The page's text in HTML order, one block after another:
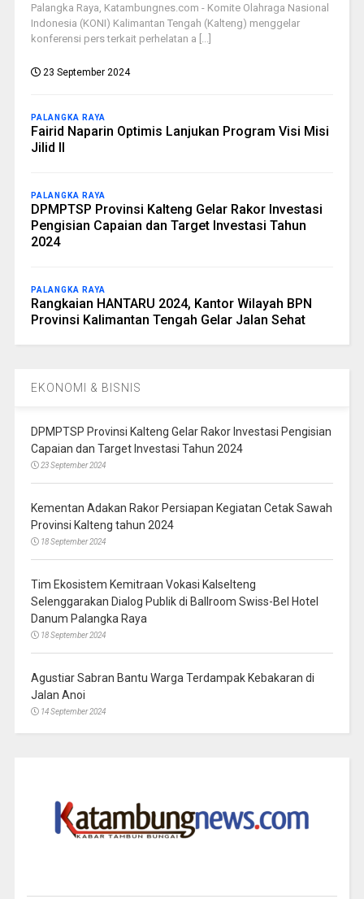
Palangka Raya, Katambungnes.com - Komite Olahraga Nasional
Indonesia (KONI) Kalimantan Tengah (Kalteng) menggelar
konferensi pers terkait perhelatan a [...]
23 September 2024
PALANGKA RAYA
Fairid Naparin Optimis Lanjukan Program Visi Misi
Jilid II
PALANGKA RAYA
DPMPTSP Provinsi Kalteng Gelar Rakor Investasi
Pengisian Capaian dan Target Investasi Tahun
2024
PALANGKA RAYA
Rangkaian HANTARU 2024, Kantor Wilayah BPN
Provinsi Kalimantan Tengah Gelar Jalan Sehat
EKONOMI & BISNIS
DPMPTSP Provinsi Kalteng Gelar Rakor Investasi Pengisian
Capaian dan Target Investasi Tahun 2024
23 September 2024
Kementan Adakan Rakor Persiapan Kegiatan Cetak Sawah
Provinsi Kalteng tahun 2024
18 September 2024
Tim Ekosistem Kemitraan Vokasi Kalselteng
Selenggarakan Dialog Publik di Ballroom Swiss-Bel Hotel
Danum Palangka Raya
18 September 2024
Agustiar Sabran Bantu Warga Terdampak Kebakaran di
Jalan Anoi
14 September 2024